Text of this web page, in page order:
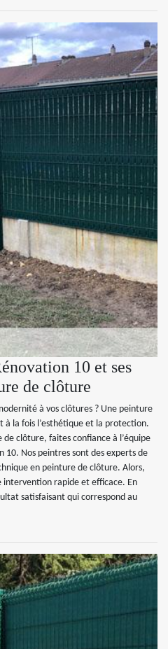
10 et ses
de clôture
à vos clôtures ? Une peinture
à la fois l’esthétique et la protection.
clôture, faites confiance à l’équipe
10. Nos peintres sont des experts de
en peinture de clôture. Alors,
intervention rapide et efficace. En
satisfaisant qui correspond au